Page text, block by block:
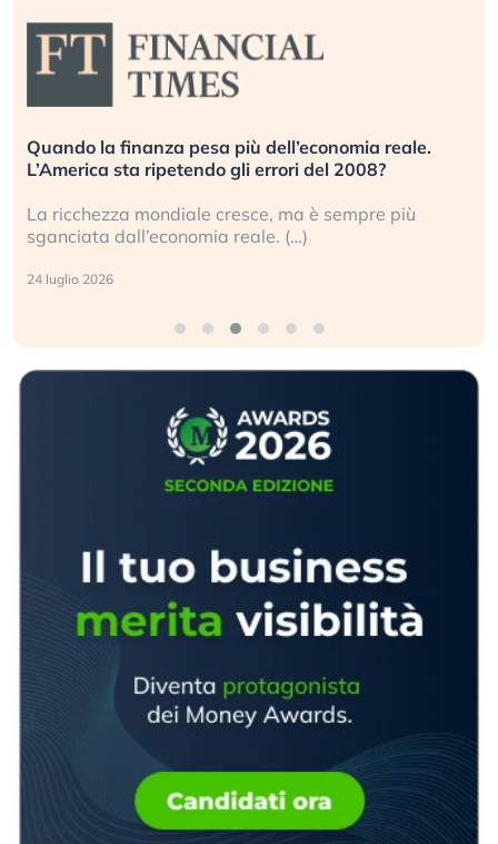
Quando la finanza pesa più dell’economia reale.
L’America sta ripetendo gli errori del 2008?
La ricchezza mondiale cresce, ma è sempre più
sganciata dall’economia reale. (…)
24 luglio 2026